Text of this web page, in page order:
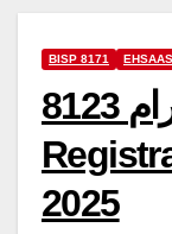
BISP 8171
8123 احساس راشن پروگرام
2025